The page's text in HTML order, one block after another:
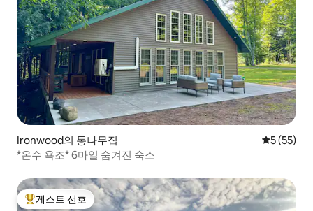
Ironwood의 통나무집 평점 5점
5 (55)
*온수 욕조* 6마일 숨겨진 숙소
상위 게스트 선호
게스트 선호